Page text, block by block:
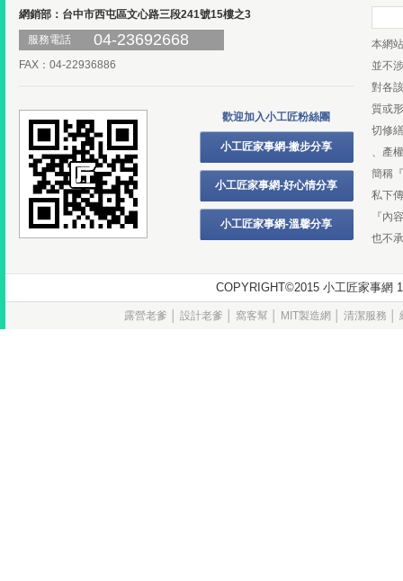
網銷部：台中市西屯區文心路三段241號15樓之3
服務電話
04-23692668
FAX：04-22936886
歡迎加入小工匠粉絲團
小工匠家事網-撇步分享
小工匠家事網-好心情分享
小工匠家事網-溫馨分享
本網
並不
對各
質或
切修
、產
簡稱
私下
『內
也不
COPYRIGHT©2015 小工匠家事
露營老爹 設計老爹 窩客幫 MIT製造網 清潔服務